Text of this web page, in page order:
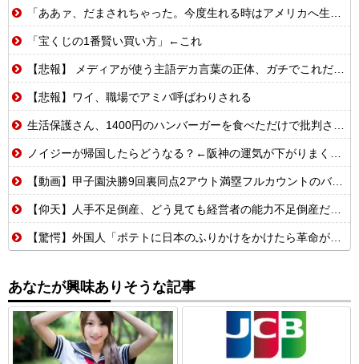
「ああァ、だまされちゃった。今度生れる時はアメリカへ生れるぞ」特攻隊員(22)が出撃前の日記に残した本音！
「宝くじの1番賢い買い方」←これ
【悲報】 メディアが使う主語デカ言葉の正体、ガチでこれだったｗｗｗｗ
【悲報】ワイ、職場でアミバ呼ばわりされる
生活保護さん、1400円のハンバーガーを食べただけで批判される
ノイジーが帰国したらどうなる？←阪神の運気が下がりまくるやろな
【動画】甲子園決勝9回裏同点2アウト満塁フルカウントのバッターボックスに立てるけど・・・
【仰天】人手不足倒産、どう見ても経営者の能力不足倒産だったwww
【驚愕】外国人「ポテトに日本のふりかけをかけたら革命が起きた」→世界中で中毒者が続出w
あなたが興味ありそうな記事